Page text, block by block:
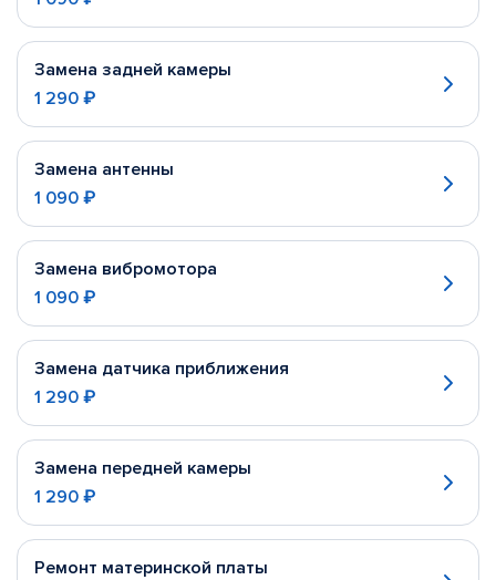
Замена задней камеры
1 290 ₽
Замена антенны
1 090 ₽
Замена вибромотора
1 090 ₽
Замена датчика приближения
1 290 ₽
Замена передней камеры
1 290 ₽
Ремонт материнской платы